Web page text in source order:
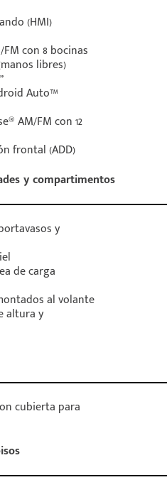
(HMI)
con 8 bocinas
libres)
Auto™
AM/FM con 12
frontal (ADD)
y compartimentos
y
de carga
al volante
altura y
cubierta para